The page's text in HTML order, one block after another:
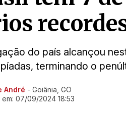
do país alcançou
terminando o
matéria
André - Goiânia, GO
07/09/2024 18:53